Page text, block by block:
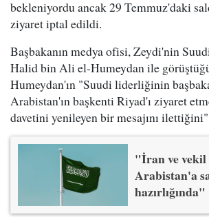
bekleniyordu ancak 29 Temmuz'daki
ziyaret iptal edildi.
Başbakanın medya ofisi, Zeydi'nin
Halid bin Ali el-Humeydan ile
Humeydan'ın "Suudi liderliğinin
Arabistan'ın başkenti Riyad'ı ziyaret
davetini yenileyen bir mesajını ilettiğini"
"İran ve
Arabistan'a
hazırlığında"